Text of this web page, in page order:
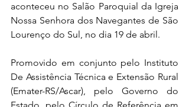
aconteceu no Salão Paroquial da Igreja
Nossa Senhora dos Navegantes de São
Lourenço do Sul, no dia 19 de abril.
Promovido em conjunto pelo Instituto
De Assistência Técnica e Extensão Rural
(Emater-RS/Ascar), pelo Governo do